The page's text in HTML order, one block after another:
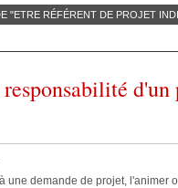
"ETRE RÉFÉRENT DE PROJET
une demande de projet, l'animer